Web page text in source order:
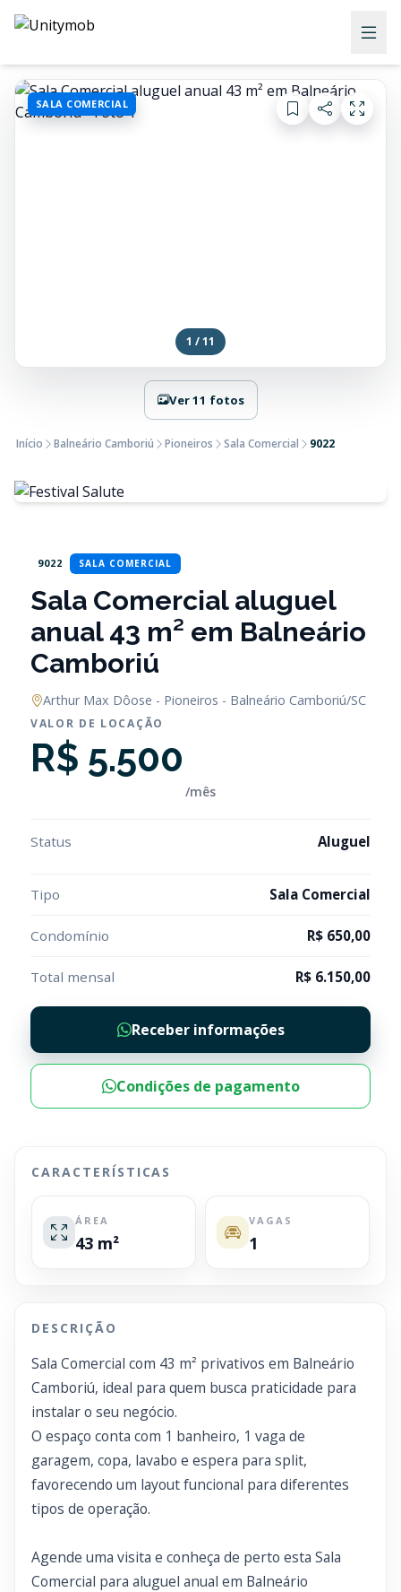
SALA COMERCIAL
1 / 11
Ver 11 fotos
Início Balneário Camboriú Pioneiros Sala Comercial 9022
9022 SALA COMERCIAL
Sala Comercial aluguel
anual 43 m² em Balneário
Camboriú
Arthur Max Dôose - Pioneiros - Balneário Camboriú/SC
VALOR DE LOCAÇÃO
R$ 5.500
/mês
Status Aluguel
Tipo Sala Comercial
Condomínio R$ 650,00
Total mensal R$ 6.150,00
Receber informações
Condições de pagamento
CARACTERÍSTICAS
ÁREA
43 m²
VAGAS
1
DESCRIÇÃO
Sala Comercial com 43 m² privativos em Balneário
Camboriú, ideal para quem busca praticidade para
instalar o seu negócio.
O espaço conta com 1 banheiro, 1 vaga de
garagem, copa, lavabo e espera para split,
favorecendo um layout funcional para diferentes
tipos de operação.
Agende uma visita e conheça de perto esta Sala
Comercial para aluguel anual em Balneário